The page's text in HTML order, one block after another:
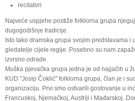
recitatori
Najveće uspjehe postiže folklorna grupa
dugogodišnje tradicije.
Isto tako dramska grupa svojim predstavama
gledatelje cijele regije. Posebno su nam
izvrsno odrade.
Muška pjevačka grupa jedna je od najjačih u
KUD "Josip Čoklić" folklorna grupa, član je i
organizaciju. Prvi smo ostvarili gostovanje u
Francuskoj, Njemačkoj, Austriji i Mađarskoj.